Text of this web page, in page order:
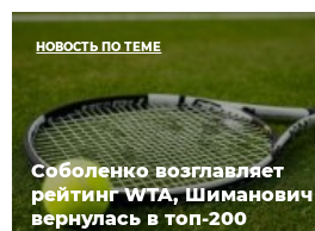
НОВОСТЬ ПО ТЕМЕ
Соболенко возглавляет
рейтинг WTA, Шиманович
вернулась в топ-200